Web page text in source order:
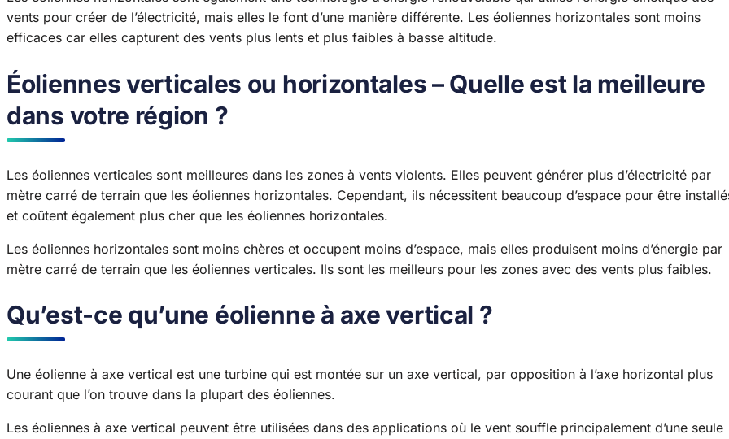
vents pour créer de l’électricité, mais elles le font d’une manière différente. Les éoliennes horizontales sont moins
efficaces car elles capturent des vents plus lents et plus faibles à basse altitude.
Éoliennes verticales ou horizontales – Quelle est la meilleure
dans votre région ?
Les éoliennes verticales sont meilleures dans les zones à vents violents. Elles peuvent générer plus d’électricité par
mètre carré de terrain que les éoliennes horizontales. Cependant, ils nécessitent beaucoup d’espace pour être
et coûtent également plus cher que les éoliennes horizontales.
Les éoliennes horizontales sont moins chères et occupent moins d’espace, mais elles produisent moins d’énergie par
mètre carré de terrain que les éoliennes verticales. Ils sont les meilleurs pour les zones avec des vents plus faibles.
Qu’est-ce qu’une éolienne à axe vertical ?
Une éolienne à axe vertical est une turbine qui est montée sur un axe vertical, par opposition à l’axe horizontal plus
courant que l’on trouve dans la plupart des éoliennes.
Les éoliennes à axe vertical peuvent être utilisées dans des applications où le vent souffle principalement d’une seule